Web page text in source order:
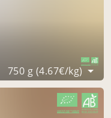
750 g (4.67€/kg)
CERTIFIÉ PAR FR-BIO-09
AGRICULTURE FRANCE